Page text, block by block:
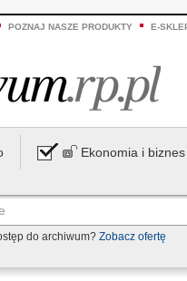
POZNAJ NASZE PRODUKTY E-
Ekonomia i biznes
do archiwum? Zobacz ofertę